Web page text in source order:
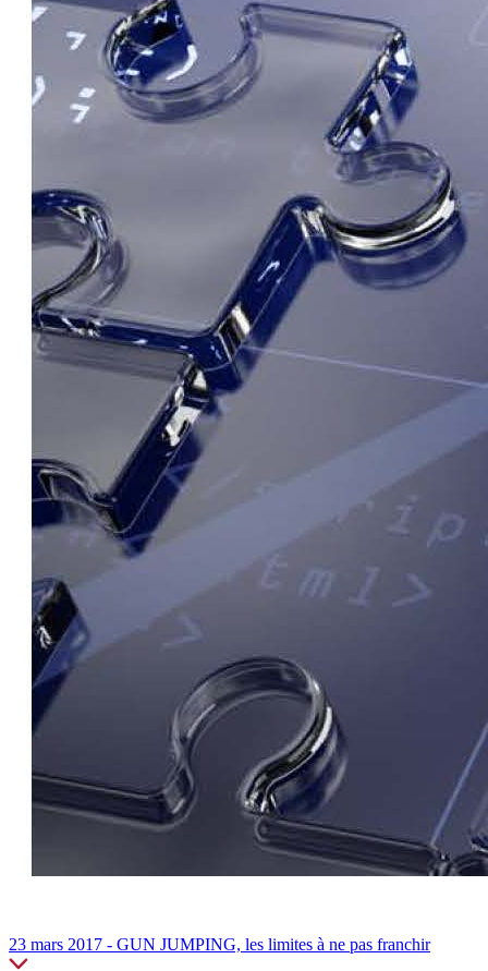
23 mars 2017 - GUN JUMPING, les limites à ne pas franchir